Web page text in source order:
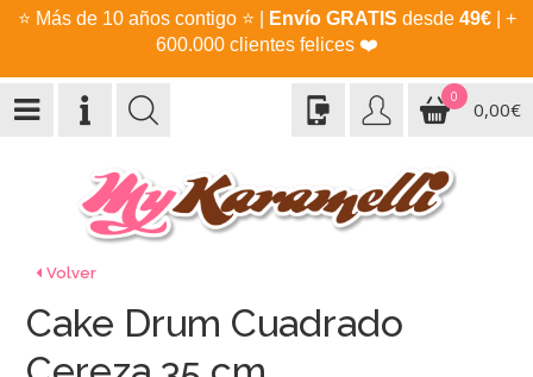
⭐ Más de 10 años contigo ⭐ Envío GRATIS desde 49€| +
600.000 clientes felices ❤️
0
0,00€
Volver
Cake Drum Cuadrado